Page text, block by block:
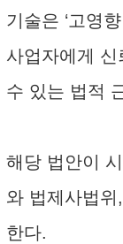
기술은 ‘고영
사업자에게
수 있는 법적
해당 법안이
와 법제사법
한다.